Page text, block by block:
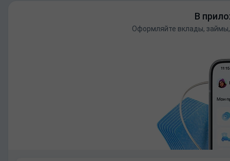
В
Оформляйте вклады,